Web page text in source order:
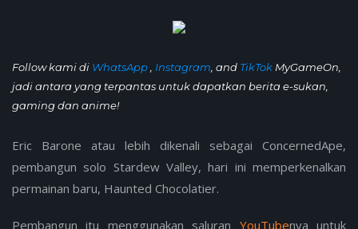
Follow kami di WhatsApp Instagram , and TikTok MyGameOn,
jadi antara yang terpantas untuk dapatkan berita e-sukan,
gaming dan anime!
Eric Barone atau lebih dikenali sebagai ConcernedApe,
pembangun solo Stardew Valley, hari ini memperkenalkan
permainan baru, Haunted Chocolatier.
Pembangun itu menggunakan saluran YouTubenya untuk